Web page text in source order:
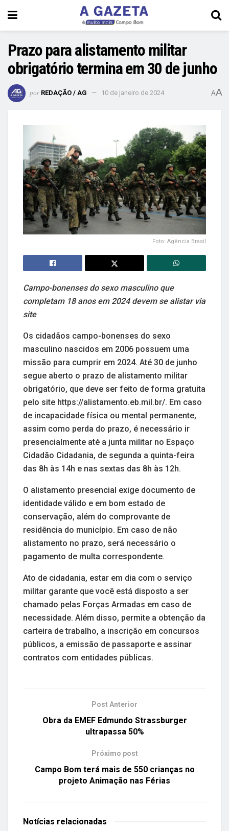
Prazo para alistamento militar
obrigatório termina em 30 de junho
por REDAÇÃO / AG 10 de janeiro de 2024 AA
Foto: Agência Brasil
Campo-bonenses do sexo masculino que
completam 18 anos em 2024 devem se alistar via
site
Os cidadãos campo-bonenses do sexo
masculino nascidos em 2006 possuem uma
missão para cumprir em 2024. Até 30 de junho
segue aberto o prazo de alistamento militar
obrigatório, que deve ser feito de forma gratuita
pelo site https://alistamento.eb.mil.br/. Em caso
de incapacidade física ou mental permanente,
assim como perda do prazo, é necessário ir
presencialmente até a junta militar no Espaço
Cidadão Cidadania, de segunda a quinta-feira
das 8h às 14h e nas sextas das 8h às 12h.
O alistamento presencial exige documento de
identidade válido e em bom estado de
conservação, além do comprovante de
residência do município. Em caso de não
alistamento no prazo, será necessário o
pagamento de multa correspondente.
Ato de cidadania, estar em dia com o serviço
militar garante que você está disposto a ser
chamado pelas Forças Armadas em caso de
necessidade. Além disso, permite a obtenção da
carteira de trabalho, a inscrição em concursos
públicos, a emissão de passaporte e assinar
contratos com entidades públicas.
Post Anterior
Obra da EMEF Edmundo Strassburger
ultrapassa 50%
Próximo post
Campo Bom terá mais de 550 crianças no
projeto Animação nas Férias
Notícias relacionadas